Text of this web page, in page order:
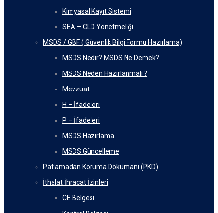
Kimyasal Kayıt Sistemi
SEA – CLD Yönetmeliği
MSDS / GBF ( Güvenlik Bilgi Formu Hazırlama)
MSDS Nedir? MSDS Ne Demek?
MSDS Neden Hazırlanmalı ?
Mevzuat
H – İfadeleri
P – İfadeleri
MSDS Hazırlama
MSDS Güncelleme
Patlamadan Koruma Dökümanı (PKD)
İthalat İhracat İzinleri
CE Belgesi